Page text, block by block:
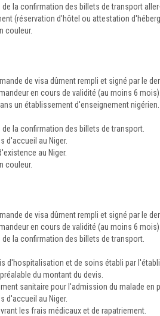
la confirmation des billets de transport
(réservation d'hôtel ou attestation
couleur.
de visa dûment rempli et signé par le
en cours de validité (au moins 6 mois).
un établissement d'enseignement nigérien.
la confirmation des billets de transport.
d'accueil au Niger.
au Niger.
couleur.
de visa dûment rempli et signé par le
en cours de validité (au moins 6 mois).
la confirmation des billets de transport.
d'hospitalisation et de soins établi par
du montant du devis.
sanitaire pour l'admission du malade en
d'accueil au Niger.
les frais médicaux et de rapatriement.